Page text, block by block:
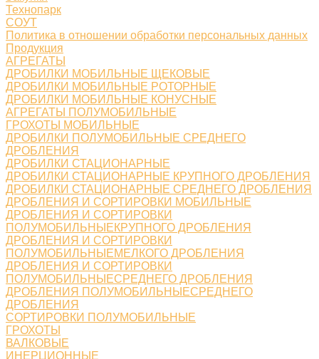
Технопарк
СОУТ
Политика в отношении обработки персональных данных
Продукция
АГРЕГАТЫ
ДРОБИЛКИ МОБИЛЬНЫЕ ЩЕКОВЫЕ
ДРОБИЛКИ МОБИЛЬНЫЕ РОТОРНЫЕ
ДРОБИЛКИ МОБИЛЬНЫЕ КОНУСНЫЕ
АГРЕГАТЫ ПОЛУМОБИЛЬНЫЕ
ГРОХОТЫ МОБИЛЬНЫЕ
ДРОБИЛКИ ПОЛУМОБИЛЬНЫЕ СРЕДНЕГО
ДРОБЛЕНИЯ
ДРОБИЛКИ СТАЦИОНАРНЫЕ
ДРОБИЛКИ СТАЦИОНАРНЫЕ КРУПНОГО ДРОБЛЕНИЯ
ДРОБИЛКИ СТАЦИОНАРНЫЕ СРЕДНЕГО ДРОБЛЕНИЯ
ДРОБЛЕНИЯ И СОРТИРОВКИ МОБИЛЬНЫЕ
ДРОБЛЕНИЯ И СОРТИРОВКИ
ПОЛУМОБИЛЬНЫЕКРУПНОГО ДРОБЛЕНИЯ
ДРОБЛЕНИЯ И СОРТИРОВКИ
ПОЛУМОБИЛЬНЫЕМЕЛКОГО ДРОБЛЕНИЯ
ДРОБЛЕНИЯ И СОРТИРОВКИ
ПОЛУМОБИЛЬНЫЕСРЕДНЕГО ДРОБЛЕНИЯ
ДРОБЛЕНИЯ ПОЛУМОБИЛЬНЫЕСРЕДНЕГО
ДРОБЛЕНИЯ
СОРТИРОВКИ ПОЛУМОБИЛЬНЫЕ
ГРОХОТЫ
ВАЛКОВЫЕ
ИНЕРЦИОННЫЕ